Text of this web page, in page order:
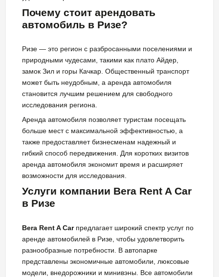
Почему стоит арендовать
автомобиль в Ризе?
Ризе — это регион с разбросанными поселениями и
природными чудесами, такими как плато Айдер,
замок Зил и горы Качкар. Общественный транспорт
может быть неудобным, а аренда автомобиля
становится лучшим решением для свободного
исследования региона.
Аренда автомобиля позволяет туристам посещать
больше мест с максимальной эффективностью, а
также предоставляет бизнесменам надежный и
гибкий способ передвижения. Для коротких визитов
аренда автомобиля экономит время и расширяет
возможности для исследования.
Услуги компании Bera Rent A Car
в Ризе
Bera Rent A Carпредлагает широкий спектр услуг по
аренде автомобилей в Ризе, чтобы удовлетворить
разнообразные потребности. В автопарке
представлены экономичные автомобили, люксовые
модели, внедорожники и минивэны. Все автомобили